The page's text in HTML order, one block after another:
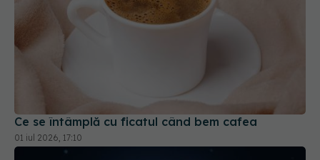
Ce se întâmplă cu ficatul când bem cafea
01 iul 2026, 17:10